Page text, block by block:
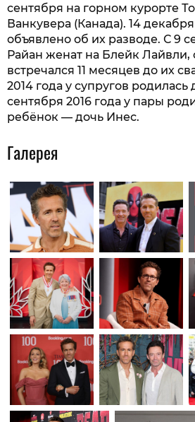
сентября на горном курорте
Ванкувера (Канада). 14
объявлено об их разводе. С 9
Райан женат на Блейк Лайвли,
встречался 11 месяцев до их
2014 года у супругов
сентября 2016 года у пары
ребёнок — дочь Инес.
Галерея